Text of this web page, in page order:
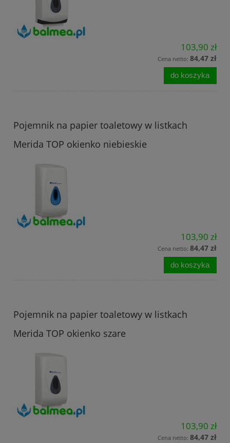
103,90 zł
Cena netto: 84,47 zł
do koszyka
Pojemnik na papier toaletowy w listkach
Merida TOP okienko niebieskie
103,90 zł
Cena netto: 84,47 zł
do koszyka
Pojemnik na papier toaletowy w listkach
Merida TOP okienko szare
103,90 zł
Cena netto: 84,47 zł